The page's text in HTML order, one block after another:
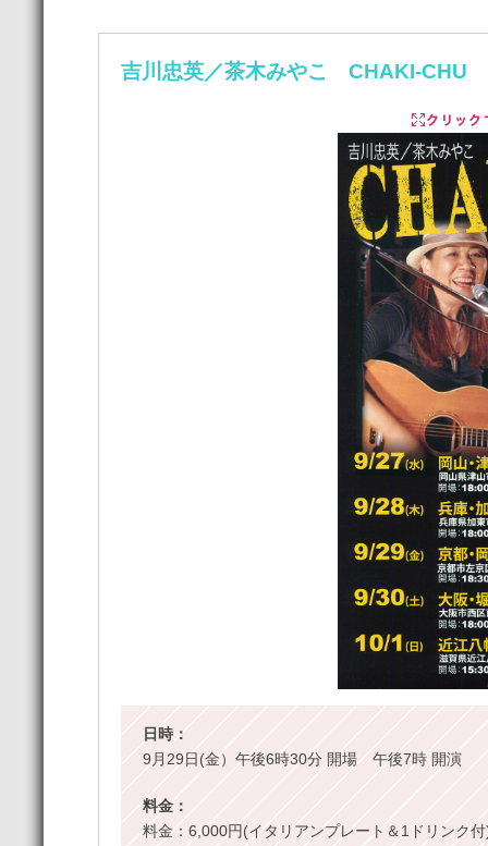
吉川忠英／茶木みやこ CHAKI-CHU
日時：
9月29日(金）午後6時30分 開場 午後7時 開演
料金：
料金：6,000円(イタリアンプレート＆1ドリンク